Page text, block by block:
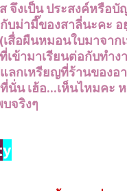
จึงเป็น ประสงค์หรือ
บม่ามี๊ของสาลี่นะคะ
สื่อผืนหมอนใบมาจาก
เข้ามาเรียนต่อกับทำง
ลกเหรียญที่ร้านของอ
นั่น เฮ้อ...เห็นไหมคะ
จริงๆ
y